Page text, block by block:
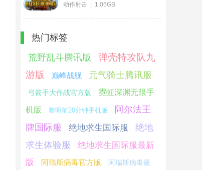
动作射击 | 1.05GB
热门标签
荒野乱斗腾讯版
弹壳特攻队九
游版
巅峰战舰 元气骑士腾讯服
弓箭手大作战官方版 霓虹深渊无限手
机版 黎明前20分钟手机版
阿尔法王
牌国际服
绝地求生国际服
绝地
求生体验服
绝地求生国际服最新
版
阿瑞斯病毒官方版 阿瑞斯病毒最